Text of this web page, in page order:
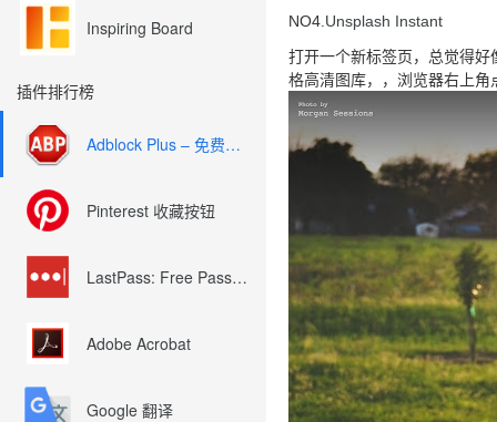
Inspiring Board
插件排行榜
Adblock Plus – 免费的广告拦截器
Pinterest 收藏按钮
LastPass: Free Password Manager
Adobe Acrobat
Google 翻译
NO4. Unsplash Instant
打开一个新标签页，总觉得
格高清图库，，浏览器右上